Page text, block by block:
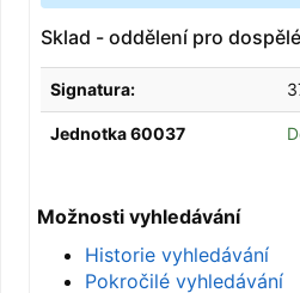
Sklad - oddělení pro
Signatura:
Jednotka 60037
Možnosti vyhledávání
Historie vyhledávání
Pokročilé vyhledávání